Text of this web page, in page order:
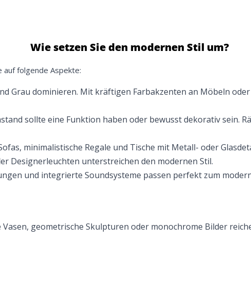
Wie setzen Sie den modernen Stil um?
auf folgende Aspekte:
Grau dominieren. Mit kräftigen Farbakzenten an Möbeln oder
sollte eine Funktion haben oder bewusst dekorativ sein.
minimalistische Regale und Tische mit Metall- oder
Designerleuchten unterstreichen den modernen Stil.
und integrierte Soundsysteme passen perfekt zum
geometrische Skulpturen oder monochrome Bilder
Meinen Code senden
auf dem Laufenden über Neuigkeiten und Angebote.
darüber, wie wir Ihre Daten für Marketingkommunikation
Sie unsereDatenschutzrichtlinie.